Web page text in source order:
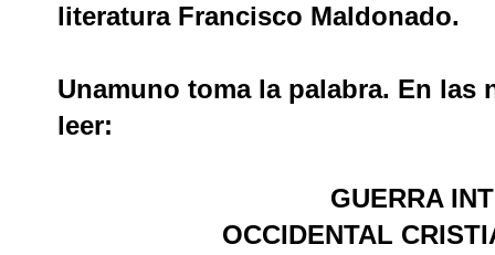
literatura Francisco Maldonado.
Unamuno toma la palabra. En las
leer:
GUERRA
OCCIDENTAL